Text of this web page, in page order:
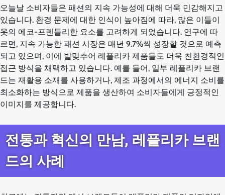
오늘날 소비자들은 패션의 지속 가능성에 대해 더욱 민감해지고
있습니다. 환경 문제에 대한 인식이 높아짐에 따라, 많은 이들이
옷의 에코-프렌들리한 요소를 고려하게 되었습니다. 연구에 따
르면, 지속 가능한 패션 시장은 매년 9.7%씩 성장할 것으로 예측
되고 있으며, 이에 발맞추어 레플리카 제품들도 더욱 친환경적인
접근 방식을 채택하고 있습니다. 예를 들어, 일부 레플리카 브랜
드는 재활용 소재를 사용하거나, 제조 과정에서의 에너지 소비를
최소화하는 방식으로 제품을 생산하여 소비자들에게 긍정적인
이미지를 제공합니다.
전통과 혁신의 만남, 레플리카 브랜
드의 사례